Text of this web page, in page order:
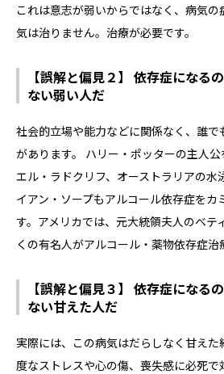
これは意志が弱いからではなく、病気
気は治りません。治療が必要です。
【誤解と偏見２】 依存症になる
ない弱い人だ
社会的立場や能力などに関係なく、誰で
があります。 ハリー・ポッターの主人
エル・ラドクリフ、オーストラリアの水
イアン・ソープもアルコール依存症をカ
す。アメリカでは、元大統領夫人のベテ
くの有名人がアルコール・薬物依存症治
【誤解と偏見３】 依存症になる
ない甘えた人だ
実際には、この病気はだらしなく甘え
度なストレスや心の傷、喪失感に必死